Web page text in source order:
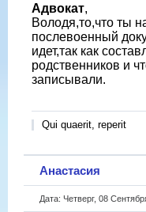
Адвокат,
Володя,то,что ты
послевоенный
идет,так как
родственников и
записывали.
Qui quaerit, reperit
Анастасия
Дата: Четверг, 08